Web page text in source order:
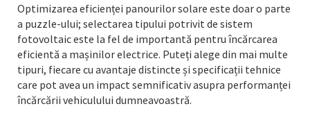
Optimizarea eficienței panourilor solare este doar o parte
a puzzle-ului; selectarea tipului potrivit de sistem
fotovoltaic este la fel de importantă pentru încărcarea
eficientă a mașinilor electrice. Puteți alege din mai multe
tipuri, fiecare cu avantaje distincte și specificații tehnice
care pot avea un impact semnificativ asupra performanței
încărcării vehiculului dumneavoastră.